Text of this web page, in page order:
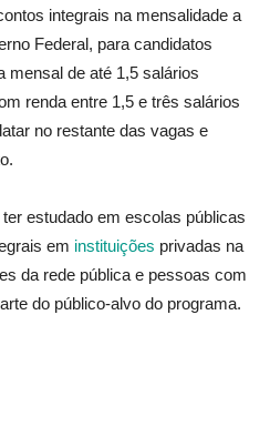
integrais na mensalidade a
Federal, para candidatos
mensal de até 1,5 salários
renda entre 1,5 e três salários
no restante das vagas e
estudado em escolas públicas
em instituições privadas na
da rede pública e pessoas com
do público-alvo do programa.